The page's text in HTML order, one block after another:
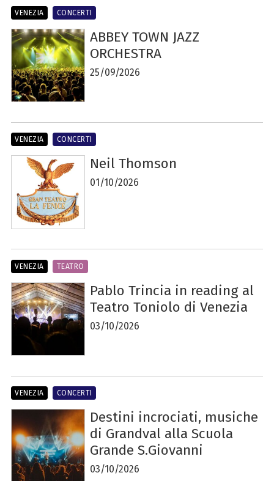
ABBEY TOWN JAZZ
ORCHESTRA
25/09/2026
VENEZIA CONCERTI
Neil Thomson
01/10/2026
VENEZIA CONCERTI
Pablo Trincia in reading al
Teatro Toniolo di Venezia
03/10/2026
VENEZIA TEATRO
Destini incrociati, musiche
di Grandval alla Scuola
Grande S.Giovanni
03/10/2026
VENEZIA CONCERTI